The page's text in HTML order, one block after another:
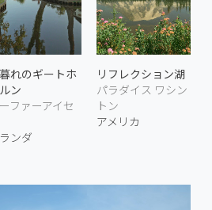
れのギートホ
ン
ファーアイセ
ンダ
リフレクション湖
パラダイス ワシン
トン
アメリカ